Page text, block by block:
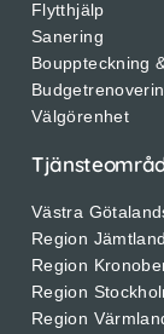
Flytthjälp
Sanering
Bouppteckning
Välgörenhet
Västra
Region
Region
Region
Region